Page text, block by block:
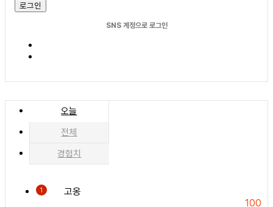
로그인
SNS 계정으로 로그인
오늘
전체
경험치
1
고옹
100